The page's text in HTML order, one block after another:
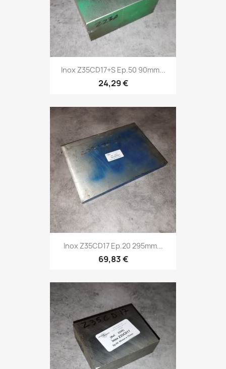
Inox Z35CD17+S Ep.50 90mm...
24,29 €
Inox Z35CD17 Ep.20 295mm...
69,83 €